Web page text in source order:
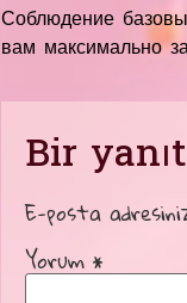
Соблюдение
вам максимально
Bir
E-posta
Yorum *